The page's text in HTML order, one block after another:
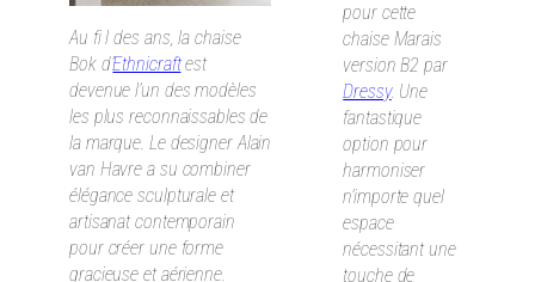
Au fi l des ans, la chaise
Bok d’Ethnicraftest
devenue l’un des modèles
les plus reconnaissables de
la marque. Le designer Alain
van Havre a su combiner
élégance sculpturale et
artisanat contemporain
pour créer une forme
gracieuse et aérienne.
pour cette
chaise Marais
version B2 par
Dressy. Une
fantastique
option pour
harmoniser
n’importe quel
espace
nécessitant une
touche de